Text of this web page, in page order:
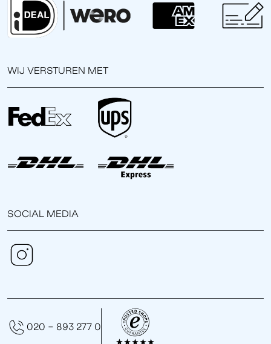
WIJ VERSTUREN MET
SOCIAL MEDIA
020 - 893 277 0